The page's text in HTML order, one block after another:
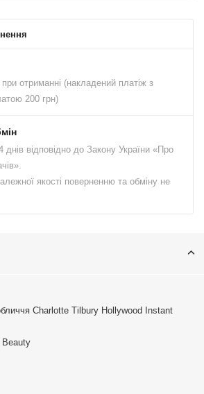
отриманні (накладений платіж з
200 грн)
днів відповідно до Закону України «Про
якості поверненню та обміну не
Charlotte Tilbury Hollywood Instant
Beauty